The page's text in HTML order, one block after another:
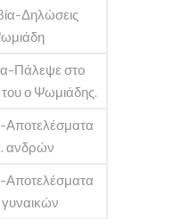
Δηλώσεις
Πάλεψε στο
ο Ψωμιάδης.
Αποτελέσματα
ανδρών
Αποτελέσματα